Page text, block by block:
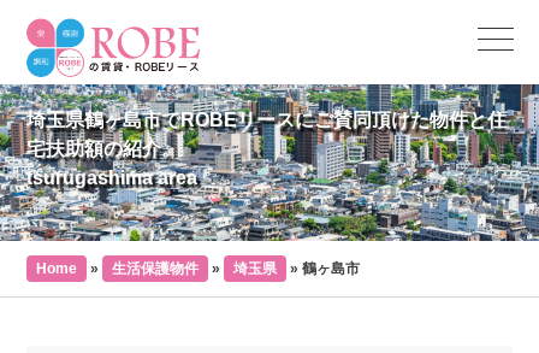
埼玉県鶴ヶ島市でROBEリースにご賛同頂けた物件と住
宅扶助額の紹介。
tsurugashima area
Home » 生活保護物件 » 埼玉県 »鶴ヶ島市